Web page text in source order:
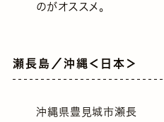
のがオススメ。
瀬長島／沖縄＜日本＞
沖縄県豊見城市瀬長